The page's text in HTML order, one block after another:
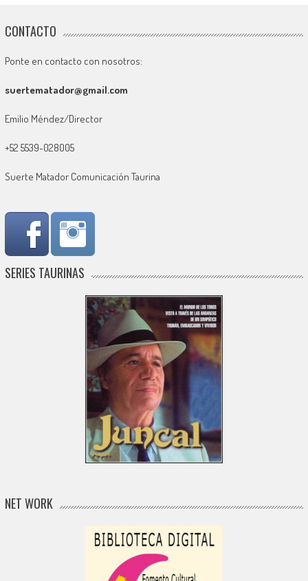
CONTACTO
Ponte en contacto con nosotros:
suertematador@gmail.com
Emilio Méndez/Director
+52 5539-028005
Suerte Matador Comunicación Taurina
SERIES TAURINAS
NET WORK